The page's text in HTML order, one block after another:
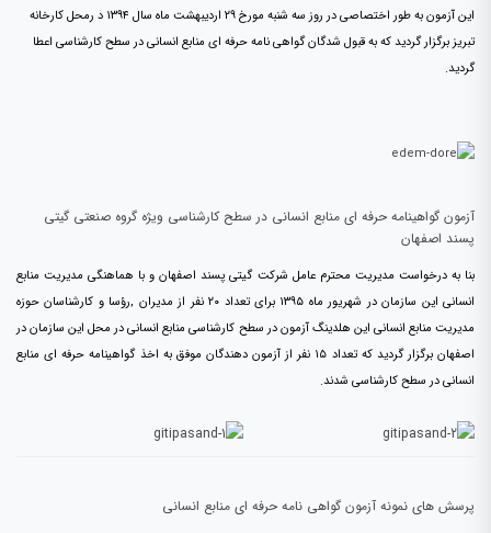
این آزمون به طور اختصاصی در روز سه شنبه مورخ ۲۹ اردیبهشت ماه سال ۱۳۹۴ د رمحل کارخانه
تبریز برگزار گردید که به قبول شدگان گواهی نامه حرفه ای منابع انسانی در سطح کارشناسی اعطا
گردید.
آزمون گواهینامه حرفه ای منابع انسانی در سطح کارشناسی ویژه گروه صنعتی گیتی
پسند اصفهان
بنا به درخواست مدیریت محترم عامل شرکت گیتی پسند اصفهان و با هماهنگی مدیریت منابع
انسانی این سازمان در شهریور ماه ۱۳۹۵ برای تعداد ۲۰ نفر از مدیران ,رؤسا و کارشناسان حوزه
مدیریت منابع انسانی این هلدینگ آزمون در سطح کارشناسی منابع انسانی در محل این سازمان در
اصفهان برگزار گردید که تعداد ۱۵ نفر از آزمون دهندگان موفق به اخذ گواهینامه حرفه ای منابع
انسانی در سطح کارشناسی شدند.
پرسش های نمونه آزمون گواهی نامه حرفه ای منابع انسانی